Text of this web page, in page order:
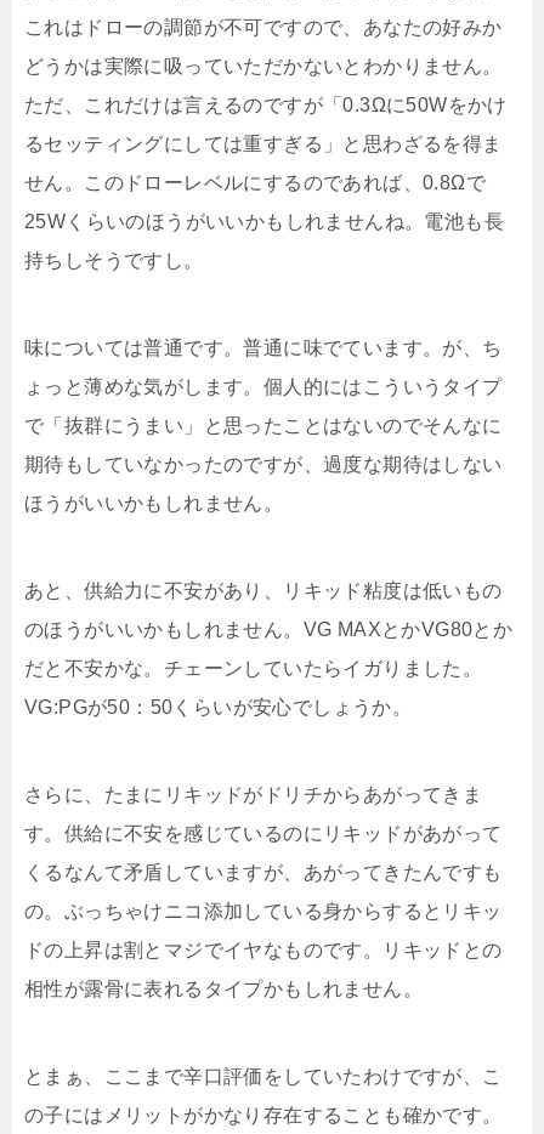
これはドローの調節が不可ですので、あなたの好みか
どうかは実際に吸っていただかないとわかりません。
ただ、これだけは言えるのですが「0.3Ωに50Wをかけ
るセッティングにしては重すぎる」と思わざるを得ま
せん。このドローレベルにするのであれば、0.8Ωで
25Wくらいのほうがいいかもしれませんね。電池も長
持ちしそうですし。
味については普通です。普通に味でています。が、ち
ょっと薄めな気がします。個人的にはこういうタイプ
で「抜群にうまい」と思ったことはないのでそんなに
期待もしていなかったのですが、過度な期待はしない
ほうがいいかもしれません。
あと、供給力に不安があり、リキッド粘度は低いもの
のほうがいいかもしれません。VG MAXとかVG80とか
だと不安かな。チェーンしていたらイガりました。
VG:PGが50：50くらいが安心でしょうか。
さらに、たまにリキッドがドリチからあがってきま
す。供給に不安を感じているのにリキッドがあがって
くるなんて矛盾していますが、あがってきたんですも
の。ぶっちゃけニコ添加している身からするとリキッ
ドの上昇は割とマジでイヤなものです。リキッドとの
相性が露骨に表れるタイプかもしれません。
とまぁ、ここまで辛口評価をしていたわけですが、こ
の子にはメリットがかなり存在することも確かです。